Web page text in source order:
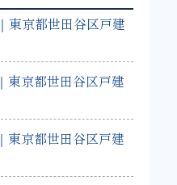
東京都世田谷区戸建
東京都世田谷区戸建
東京都世田谷区戸建